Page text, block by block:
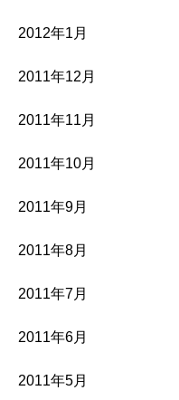
2012年1月
2011年12月
2011年11月
2011年10月
2011年9月
2011年8月
2011年7月
2011年6月
2011年5月